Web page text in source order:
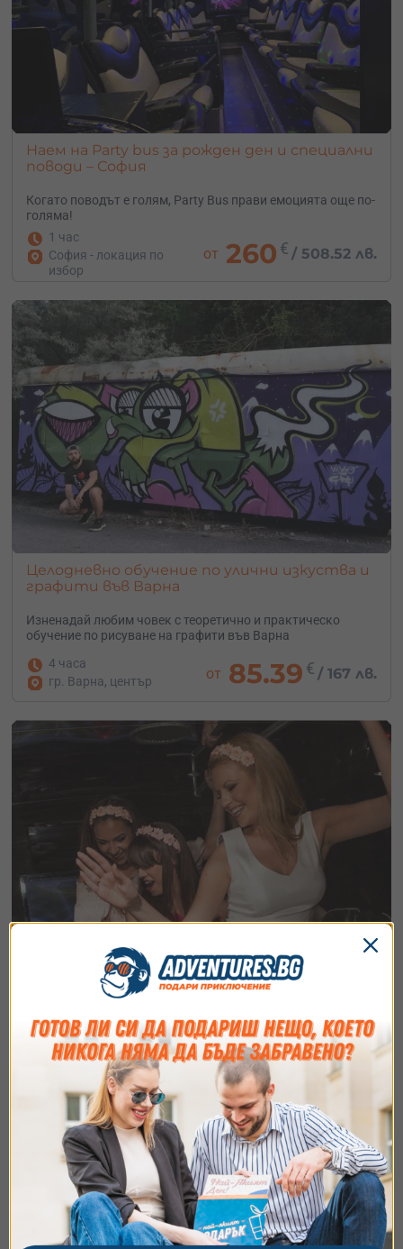
Наем на Party bus за рожден ден и специални
поводи – София
Когато поводът е голям, Party Bus прави емоцията още по-
голяма!
1 час
София - локация по
избор
от 260 € /508.52 лв.
Целодневно обучение по улични изкуства и
графити във Варна
Изненадай любим човек с теоретично и практическо
обучение по рисуване на графити във Варна
4 часа
гр. Варна, център
от 85.39 € / 167 лв.
Наем на Party bus за моминско парти –
София
Когато поводът е специален, празникът също трябва да
бъде различен.
София - локация по
избор
от260 /508.52 лв.
Съгласие Подробности Относно
Ние използваме бисквитки. Използваме
бисквитки и подобни технологии, за да осигурим
работата на уебсайта, да подобрим
изживяването ви, да анализираме използването
на сайта и да ви показваме персонализирано
съдържание и реклами. Можете да приемете